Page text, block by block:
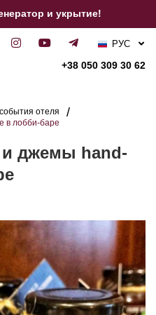
и укрытие!
+38 050 309 30 62
РУС
УКР
отеля
в лобби-баре
и джемы hand-